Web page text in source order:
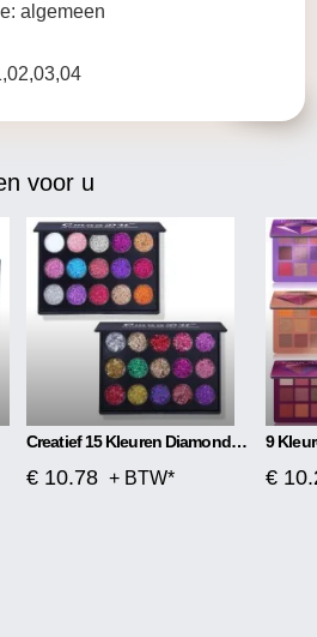
algemeen
voor u
Creatief 15 Kleuren Diamond Sequin Oogschaduwpalet
€ 10.78 + BTW* €